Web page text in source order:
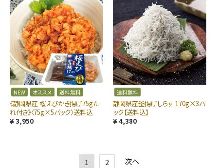
NEW オススメ 送料無料
《静岡県産 桜えびかき揚げ75gた
れ付き》〈75g×5パック〉送料込
¥ 3,950
送料無料
静岡県産釜揚げしらす 170g×3パ
ック【送料込】
¥ 4,380
1 2 次へ